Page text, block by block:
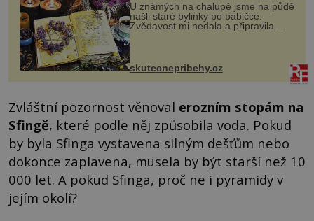
U známých na chalupě jsme na půdě
našli staré bylinky po babičce.
Zvědavost mi nedala a připravila
jsem si z nich lektvar… Zimní pobyt
na chalupě se pro mě vlastní vinou
změnil v děsivý zážitek, na kt...
skutecnepribehy.cz
Zvláštní pozornost věnoval erozním stopám na
Sfingě, které podle něj způsobila voda. Pokud
by byla Sfinga vystavena silným dešťům nebo
dokonce zaplavena, musela by být starší než 10
000 let. A pokud Sfinga, proč ne i pyramidy v
jejím okolí?